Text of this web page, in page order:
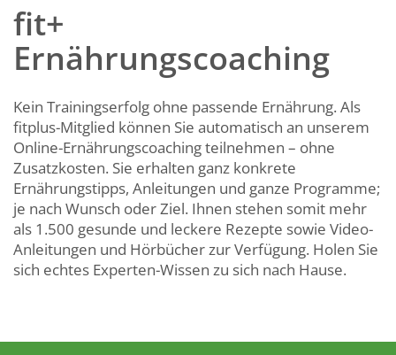
fit+
Ernährungscoaching
Kein Trainingserfolg ohne passende Ernährung. Als
fitplus-Mitglied können Sie automatisch an unserem
Online-Ernährungscoaching teilnehmen – ohne
Zusatzkosten. Sie erhalten ganz konkrete
Ernährungstipps, Anleitungen und ganze Programme;
je nach Wunsch oder Ziel. Ihnen stehen somit mehr
als 1.500 gesunde und leckere Rezepte sowie Video-
Anleitungen und Hörbücher zur Verfügung. Holen Sie
sich echtes Experten-Wissen zu sich nach Hause.